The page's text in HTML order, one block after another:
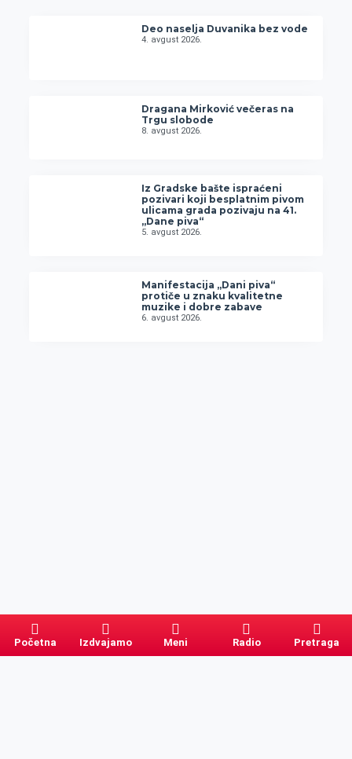
Deo naselja Duvanika bez vode
4. avgust 2026.
Dragana Mirković večeras na
Trgu slobode
8. avgust 2026.
Iz Gradske bašte ispraćeni
pozivari koji besplatnim pivom
ulicama grada pozivaju na 41.
„Dane piva“
5. avgust 2026.
Manifestacija „Dani piva“
protiče u znaku kvalitetne
muzike i dobre zabave
6. avgust 2026.
Početna Izdvajamo Meni Radio Pretraga